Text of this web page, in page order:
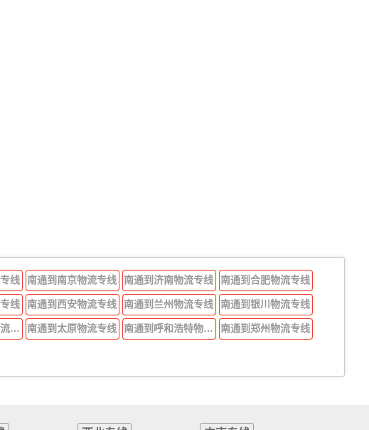
线 南通到南京物流专线 南通到济南物流专线 南通到合肥物流专线
线 南通到西安物流专线 南通到兰州物流专线 南通到银川物流专线
南通到石家庄物流专线 南通到太原物流专线 南通到呼和浩特物流专线 南通到郑州物流专线